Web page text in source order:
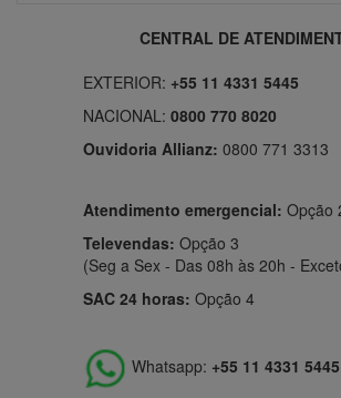
CENTRAL DE
EXTERIOR: +55 11 4331 5445
NACIONAL: 0800 770 8020
Ouvidoria Allianz: 0800 771 3313
Atendimento emergencial: Opção
Televendas: Opção 3
(Seg a Sex - Das 08h às 20h -
SAC 24 horas: Opção 4
Whatsapp: +55 11 4331 5445